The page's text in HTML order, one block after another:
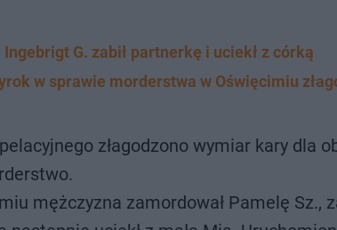
G. zabił partnerkę i uciekł z córką
w sprawie morderstwa w Oświęcimiu
złagodzono wymiar kary dla
mężczyzna zamordował Pamelę Sz.,